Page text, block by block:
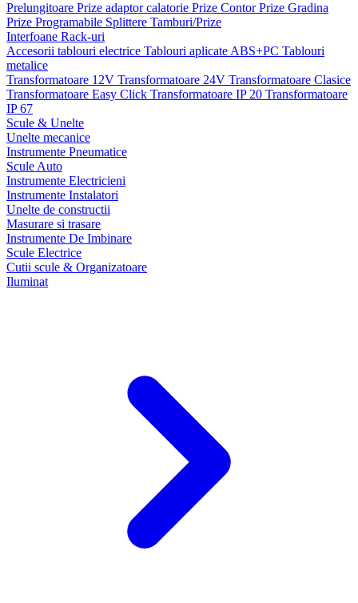
Prelungitoare Prize adaptor calatorie Prize ContorPrize Gradina
Prize Programabile Splittere Tamburi/Prize
Interfoane Rack-uri
Accesorii tablouri electrice Tablouri aplicate ABS+PC Tablouri
metalice
Transformatoare 12V Transformatoare 24V Transformatoare Clasice
Transformatoare Easy Click Transformatoare IP 20 Transformatoare
IP 67
Scule & Unelte
Unelte mecanice
Instrumente Pneumatice
Scule Auto
Instrumente Electricieni
Instrumente Instalatori
Unelte de constructii
Masurare si trasare
Instrumente De Imbinare
Scule Electrice
Cutii scule & Organizatoare
Iluminat